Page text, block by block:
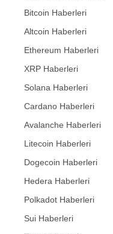
Bitcoin Haberleri
Altcoin Haberleri
Ethereum Haberleri
XRP Haberleri
Solana Haberleri
Cardano Haberleri
Avalanche Haberleri
Litecoin Haberleri
Dogecoin Haberleri
Hedera Haberleri
Polkadot Haberleri
Sui Haberleri